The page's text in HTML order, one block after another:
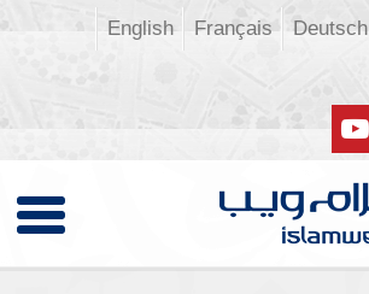
Deutsch
Français
English